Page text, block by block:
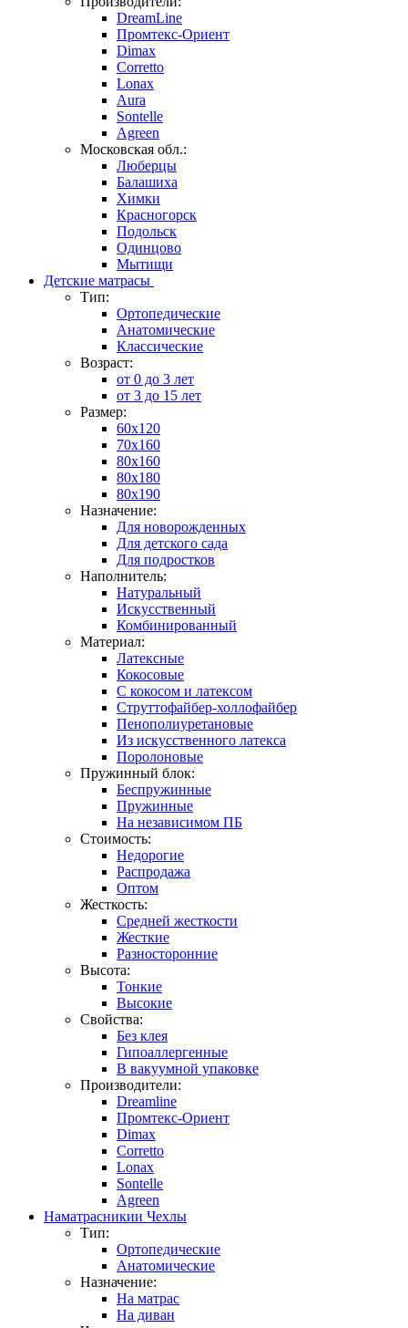
DreamLine
Промтекс-Ориент
Dimax
Corretto
Lonax
Aura
Sontelle
Agreen
Московская обл.:
Люберцы
Балашиха
Химки
Красногорск
Подольск
Одинцово
Мытищи
Детские матрасы
Тип:
Ортопедические
Анатомические
Классические
Возраст:
от 0 до 3 лет
от 3 до 15 лет
Размер:
60х120
70x160
80x160
80x180
80x190
Назначение:
Для новорожденных
Для детского сада
Для подростков
Наполнитель:
Натуральный
Искусственный
Комбинированный
Материал:
Латексные
Кокосовые
С кокосом и латексом
Струттофайбер-холлофайбер
Пенополиуретановые
Из искусственного латекса
Поролоновые
Пружинный блок:
Беспружинные
Пружинные
На независимом ПБ
Стоимость:
Недорогие
Распродажа
Оптом
Жесткость:
Средней жесткости
Жесткие
Разносторонние
Высота:
Тонкие
Высокие
Свойства:
Без клея
Гипоаллергенные
В вакуумной упаковке
Производители:
Dreamline
Промтекс-Ориент
Dimax
Corretto
Lonax
Sontelle
Agreen
Наматрасникии Чехлы
Тип:
Ортопедические
Анатомические
Назначение:
На матрас
На диван